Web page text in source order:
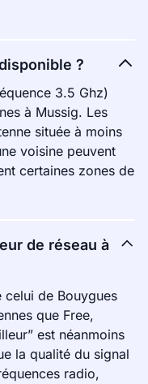
?
3.5 Ghz)
à Mussig. Les
située à moins
voisine peuvent
certaines zones de
de réseau à
celui de Bouygues
que Free,
est néanmoins
la qualité du signal
radio,